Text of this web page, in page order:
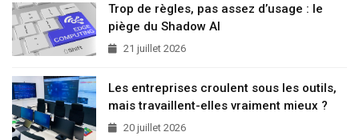
Trop de règles, pas assez d’usage : le
piège du Shadow AI
21 juillet 2026
Les entreprises croulent sous les outils,
mais travaillent-elles vraiment mieux ?
20 juillet 2026